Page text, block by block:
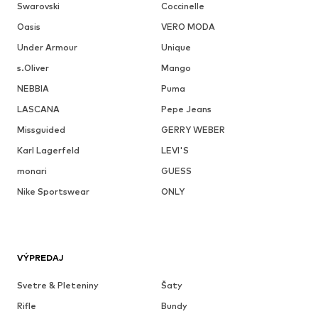
Swarovski
Coccinelle
Oasis
VERO MODA
Under Armour
Unique
s.Oliver
Mango
NEBBIA
Puma
LASCANA
Pepe Jeans
Missguided
GERRY WEBER
Karl Lagerfeld
LEVI'S
monari
GUESS
Nike Sportswear
ONLY
VÝPREDAJ
Svetre & Pleteniny
Šaty
Rifle
Bundy